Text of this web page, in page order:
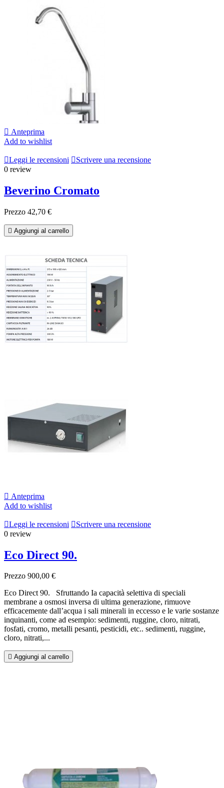
 Anteprima
Add to wishlist
Leggi le recensioni Scrivere una recensione
0 review
Beverino Cromato
Prezzo 42,70 €
 Aggiungi al carrello
 Anteprima
Add to wishlist
Leggi le recensioni Scrivere una recensione
0 review
Eco Direct 90.
Prezzo 900,00 €
Eco Direct 90. Sfruttando Ia capacità selettiva di speciali
membrane a osmosi inversa di ultima generazione, rimuove
efficacemente dall’acqua i sali minerali in eccesso e le varie sostanze
inquinanti, come ad esempio: sedimenti, ruggine, cloro, nitrati,
fosfati, cromo, metalli pesanti, pesticidi, etc.. sedimenti, ruggine,
cloro, nitrati,...
 Aggiungi al carrello